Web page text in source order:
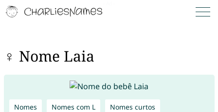
♀ Nome Laia
Nomes Nomes com L Nomes curtos